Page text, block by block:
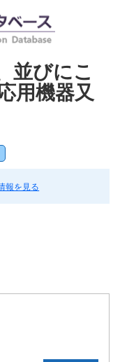
並びにこ
用機器又
報を見る